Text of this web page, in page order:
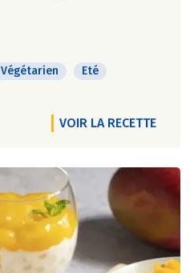
Végétarien Eté
VOIR LA RECETTE